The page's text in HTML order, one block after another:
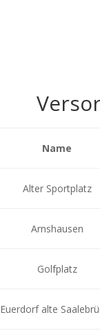
Name
Alter Sportplatz
Arnshausen
Golfplatz
Euerdorf alte